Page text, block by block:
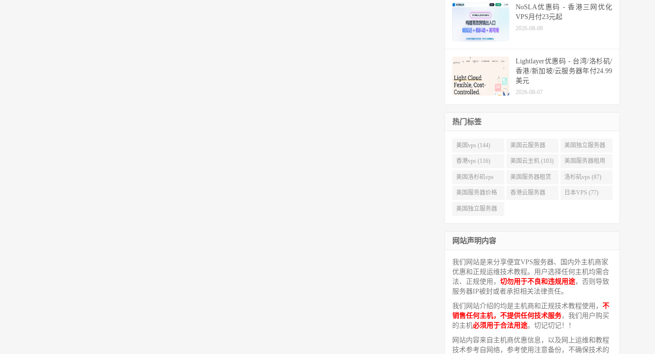
NoSLA优惠码 - 香港三网优化
VPS月付23元起
2026-08-08
Lightlayer优惠码 - 台湾/洛杉矶/
香港/新加坡/云服务器年付24.99
美元
2026-08-07
热门标签
美国vps (144) 美国云服务器
(143)
美国独立服务器
(118)
香港vps (116) 美国云主机 (103) 美国服务器租用
(99)
美国洛杉矶vps
(94)
美国服务器租赁
(91)
洛杉矶vps (87)
美国服务器价格
(82)
香港云服务器 日本VPS (77)
美国独立服务器
网站声明内容
我们网站是来分享便宜VPS服务器、国内外主机商家
优惠和正规运维技术教程。用户选择任何主机均需合
法、正规使用， 切勿用于不良和违规用途，否则导致
服务器IP被封或者承担相关法律责任。
我们网站介绍的均是主机商和正规技术教程使用， 不
销售任何主机，不提供任何技术服务，我们用户购买
的主机必须用于合法用途。切记切记！！
网站内容来自主机商优惠信息，以及网上运维和教程
技术参考自网络，参考使用注意备份，不确保技术的